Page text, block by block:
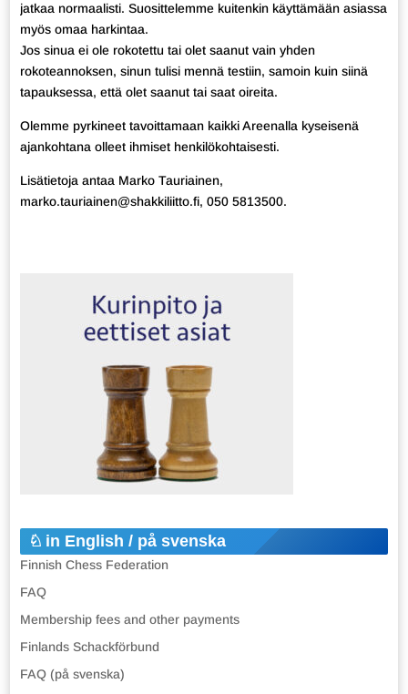
jatkaa normaalisti. Suosittelemme kuitenkin käyttämään asiassa
myös omaa harkintaa.
Jos sinua ei ole rokotettu tai olet saanut vain yhden
rokoteannoksen, sinun tulisi mennä testiin, samoin kuin siinä
tapauksessa, että olet saanut tai saat oireita.
Olemme pyrkineet tavoittamaan kaikki Areenalla kyseisenä
ajankohtana olleet ihmiset henkilökohtaisesti.
Lisätietoja antaa Marko Tauriainen,
marko.tauriainen@shakkiliitto.fi, 050 5813500.
in English / på svenska
Finnish Chess Federation
FAQ
Membership fees and other payments
Finlands Schackförbund
FAQ (på svenska)